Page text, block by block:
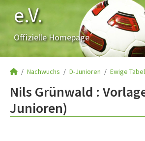
e.V.
Offizielle Homepage
Nachwuchs D-Junioren Ewige
Nils Grünwald :
Junioren)